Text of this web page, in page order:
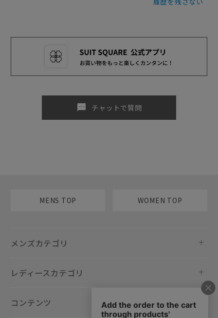
sms チャットで質問
MENS TOP WOMEN TOP
メンズカテゴリ
レディースカテゴリ
コンテンツ